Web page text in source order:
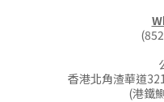
香港北角渣華道
(港鐵